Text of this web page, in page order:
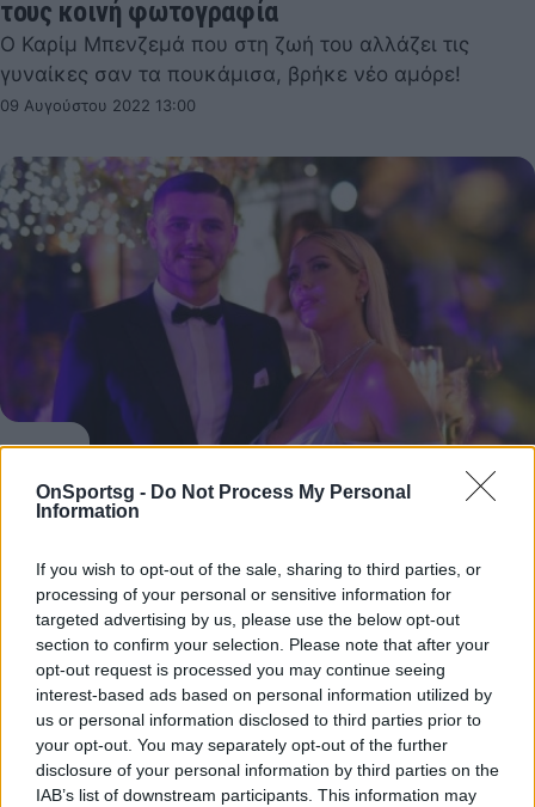
OnSportsg - Do Not Process My Personal
Information
If you wish to opt-out of the sale, sharing to third parties, or
processing of your personal or sensitive information for
targeted advertising by us, please use the below opt-out
section to confirm your selection. Please note that after your
opt-out request is processed you may continue seeing
interest-based ads based on personal information utilized by
us or personal information disclosed to third parties prior to
your opt-out. You may separately opt-out of the further
disclosure of your personal information by third parties on the
IAB’s list of downstream participants. This information may
τους κοινή φωτογραφία
Ο Καρίμ Μπενζεμά που στη ζωή του αλλάζει τις
γυναίκες σαν τα πουκάμισα, βρήκε νέο αμόρε!
09 Αυγούστου 2022 13:00
Γουάντα Νάρα: Από τον Ικάρντι στην αγκαλιά
ζευγάρι
Τον γύρο του διαδικτύου κάνει τις τελευταίες ημέρες η
είδηση ότι η Γουάντα Νάρα χώρισε οριστικά από τον
Μάουρο Ικάρντι και έχει…
08 Αυγούστου 2022 23:59